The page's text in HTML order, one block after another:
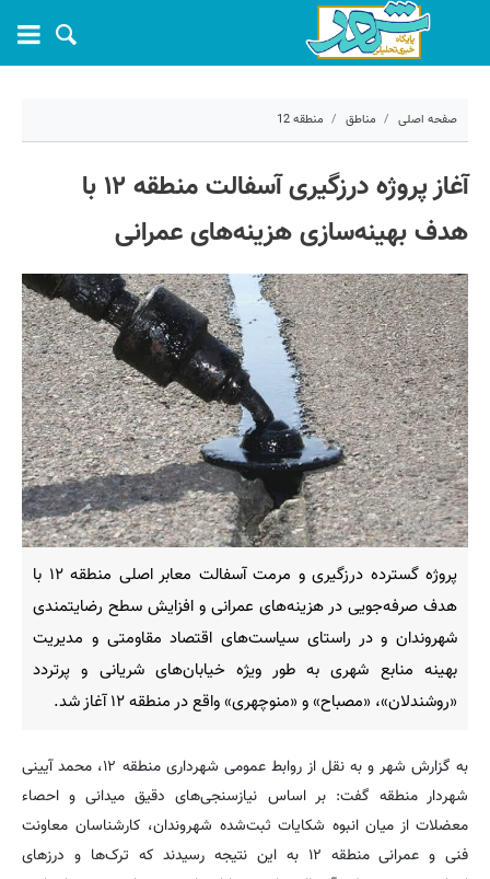
صفحه اصلی مناطق منطقه 12
کد مطلب: 81699
آغاز پروژه درزگیری آسفالت منطقه ۱۲ با
هدف بهینه‌سازی هزینه‌های عمرانی
پروژه گسترده درزگیری و مرمت آسفالت معابر اصلی منطقه ۱۲ با
هدف صرفه‌جویی در هزینه‌های عمرانی و افزایش سطح رضایتمندی
شهروندان و در راستای سیاست‌های اقتصاد مقاومتی و مدیریت
بهینه منابع شهری به طور ویژه خیابان‌های شریانی و پرتردد
«روشندلان»، «مصباح» و «منوچهری» واقع در منطقه ۱۲ آغاز شد.
به گزارش شهر و به نقل از روابط عمومی شهرداری منطقه ۱۲، محمد آیینی
شهردار منطقه گفت: بر اساس نیازسنجی‌های دقیق میدانی و احصاء
معضلات از میان انبوه شکایات ثبت‌شده شهروندان، کارشناسان معاونت
فنی و عمرانی منطقه ۱۲ به این نتیجه رسیدند که ترک‌ها و درزهای